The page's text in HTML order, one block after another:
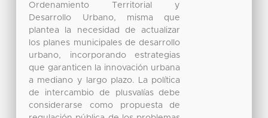
Ordenamiento Territorial y
Desarrollo Urbano, misma que
plantea la necesidad de actualizar
los planes municipales de desarrollo
urbano, incorporando estrategias
que garanticen la innovación urbana
a mediano y largo plazo. La política
de intercambio de plusvalías debe
considerarse como propuesta de